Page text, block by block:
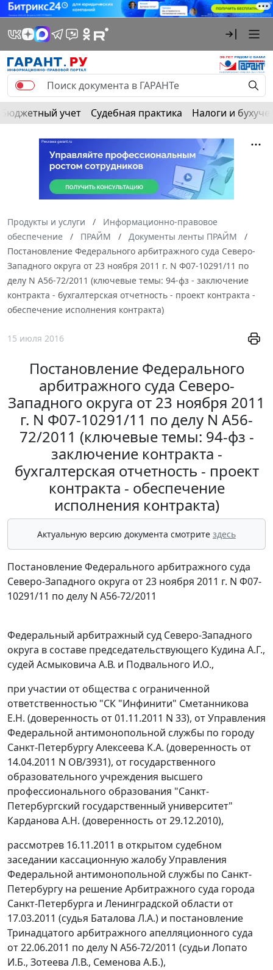
Бюджетный учет Судебная практика Налоги и
Продукты и услуги
Информационно-правовое
обеспечение
ПРАЙМ
Документы ленты ПРАЙМ
Постановление Федерального арбитражного суда Северо-
Западного округа от 23 ноября 2011 г. N Ф07-10291/11 по
делу N А56-72/2011 (ключевые темы: 94-фз - заключение
контракта - бухгалтерская отчетность - проект контракта -
обеспечение исполнения контракта)
15 июля 2016
Постановление Федерального
арбитражного суда Северо-
Западного округа от 23 ноября 2011
г. N Ф07-10291/11 по делу N А56-
72/2011 (ключевые темы: 94-фз -
заключение контракта -
бухгалтерская отчетность - проект
контракта - обеспечение
исполнения контракта)
Актуальную версию документа смотрите здесь
Постановление Федерального арбитражного суда
Северо-Западного округа от 23 ноября 2011 г. N Ф07-
10291/11 по делу N А56-72/2011
Федеральный арбитражный суд Северо-Западного
округа в составе председательствующего Кудина А.Г.,
судей Асмыковича А.В. и Подвального И.О.,
при участии от общества с ограниченной
ответственностью "СК "Инфинити" Сметанникова
Е.Н. (доверенность от 01.11.2011 N 33), от Управления
Федеральной антимонопольной службы по городу
Санкт-Петербургу Алексеева К.А. (доверенность от
14.04.2011 N ОВ/3931), от государственного
образовательного учреждения высшего
профессионального образования "Санкт-
Петербургский государственный университет"
Карданова А.Н. (доверенность от 29.12.2010),
рассмотрев 16.11.2011 в открытом судебном
заседании кассационную жалобу Управления
Федеральной антимонопольной службы по Санкт-
Петербургу на решение Арбитражного суда города
Санкт-Петербурга и Ленинградской области от
17.03.2011 (судья Баталова Л.А.) и постановление
Тринадцатого арбитражного апелляционного суда
от 22.06.2011 по делу N А56-72/2011 (судьи Лопато
И.Б., Зотеева Л.В., Семенова А.Б.),